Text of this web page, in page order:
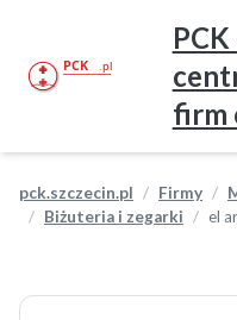
firm
pck.szczecin.pl Firmy
Biżuteria i zegarki
el